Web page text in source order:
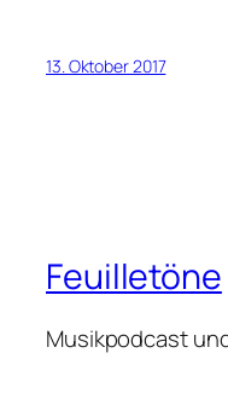
13. Oktober 2017
Feuilletöne
Musikpodcast